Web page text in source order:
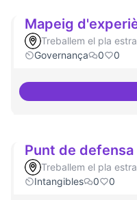
Mapeig
Treballem el pla
Governança
0 0
Punt de
Treballem el pla
Intangibles
0 0